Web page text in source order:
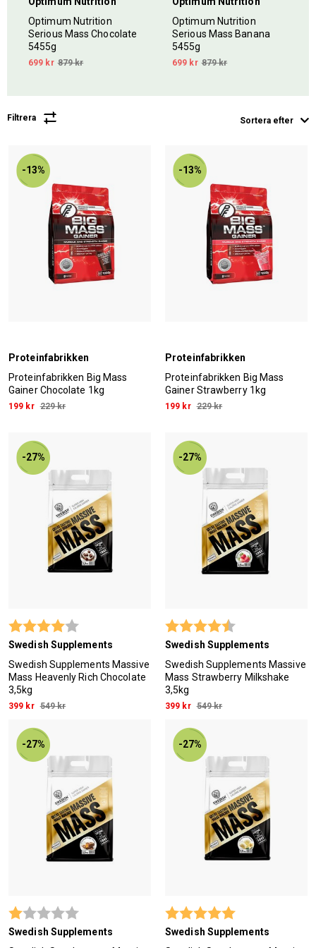
Optimum Nutrition
Serious Mass Chocolate
5455g
699 kr 879 kr
Optimum Nutrition
Serious Mass Banana
5455g
699 kr 879 kr
Filtrera Sortera efter
-13%
Proteinfabrikken
Proteinfabrikken Big Mass
Gainer Chocolate 1kg
199 kr 229 kr
-13%
Proteinfabrikken
Proteinfabrikken Big Mass
Gainer Strawberry 1kg
199 kr 229 kr
-27%
Betyg: 4.0 utav 5 stjärnor
Swedish Supplements
Swedish Supplements Massive
Mass Heavenly Rich Chocolate
3,5kg
399 kr 549 kr
-27%
Betyg:
Swedish Supplements
Swedish Supplements Massive
Mass Strawberry Milkshake
3,5kg
399 kr 549 kr
-27%
Betyg: 1.0 utav 5 stjärnor
Swedish Supplements
-27%
Betyg:
Swedish Supplements